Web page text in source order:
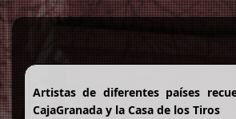
Artistas de diferentes países
CajaGranada y la Casa de los Tiros